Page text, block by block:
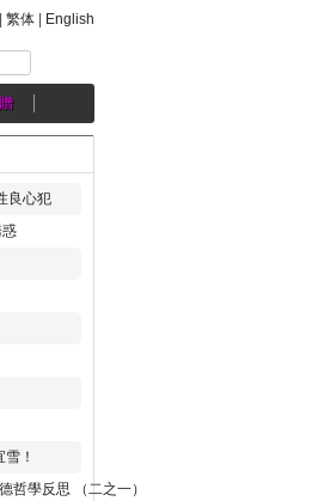
繁体 English
良心犯
！
哲學反思 （二之一）